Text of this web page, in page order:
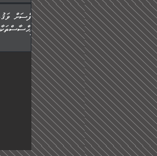
އިޙްސާސްތަކާއި ޝުޢޫރުތައް: